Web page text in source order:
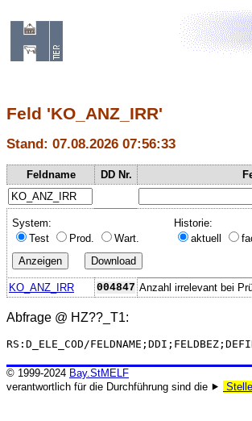
Feld 'KO_ANZ_IRR'
Stand: 07.08.2026 07:56:33
Feldname DD Nr.
System:
Test
Prod. Wart.
Historie:
aktuell
KO_ANZ_IRR 004847 Anzahl irrelevant bei
Abfrage @ HZ??_T1:
RS:D_ELE_COD/
© 1999-2024 Bay.StMELF
verantwortlich für die Durchführung sind die ⯈